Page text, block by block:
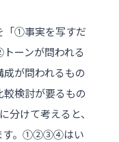
「①事実を写すだ
ーンが問われる
が問われるもの
較検討が要るもの
分けて考えると、
ます。①②③④はい